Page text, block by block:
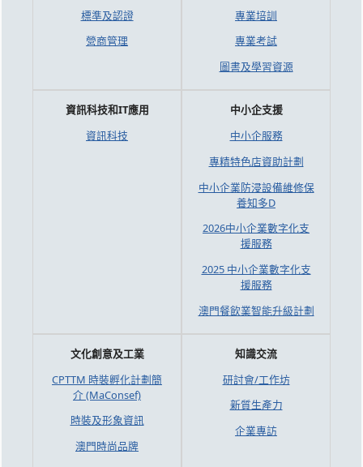
標準及認證
營商管理
專業培訓
專業考試
圖書及學習資源
資訊科技和IT應用
資訊科技
中小企支援
中小企服務
專精特色店資助計劃
中小企業防浸設備維修保
養知多D
2026中小企業數字化支
援服務
2025 中小企業數字化支
援服務
澳門餐飲業智能升級計劃
文化創意及工業
CPTTM 時裝孵化計劃簡
介 (MaConsef)
時裝及形象資訊
澳門時尚品牌
知識交流
研討會/工作坊
新質生產力
企業專訪